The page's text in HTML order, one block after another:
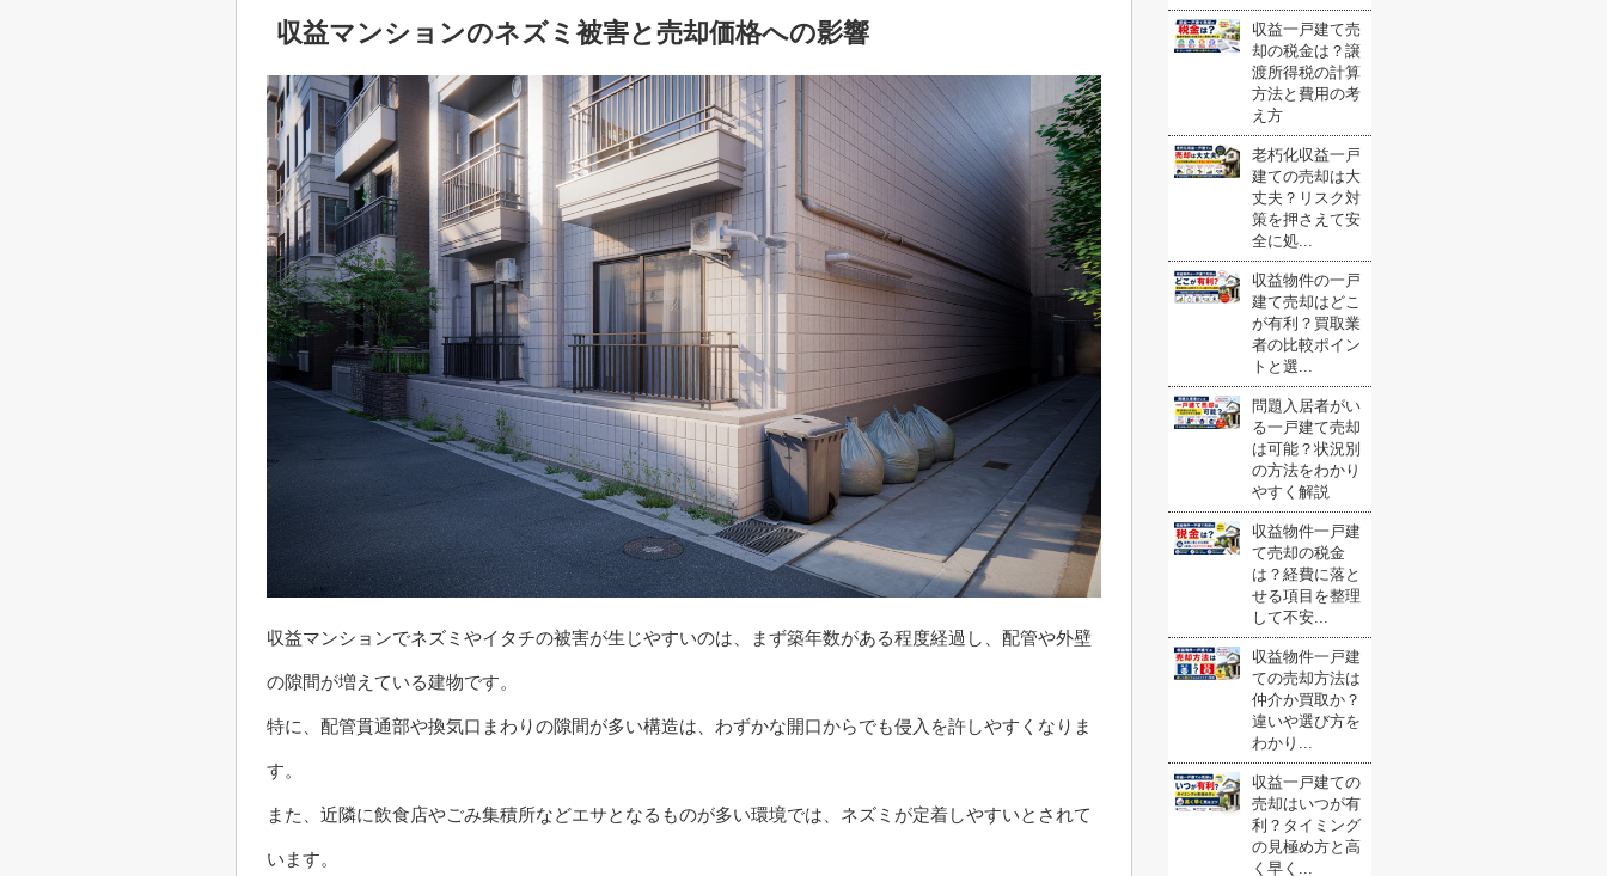
収益マンションのネズミ被害と売却価格への影響
収益マンションでネズミやイタチの被害が生じやすいのは、まず築年数がある程度経過し、配管や外壁
の隙間が増えている建物です。
特に、配管貫通部や換気口まわりの隙間が多い構造は、わずかな開口からでも侵入を許しやすくなりま
す。
また、近隣に飲食店やごみ集積所などエサとなるものが多い環境では、ネズミが定着しやすいとされて
います。
収益一戸建て売
却の税金は？譲
渡所得税の計算
方法と費用の考
え方
老朽化収益一戸
建ての売却は大
丈夫？リスク対
策を押さえて安
全に処...
収益物件の一戸
建て売却はどこ
が有利？買取業
者の比較ポイン
トと選...
問題入居者がい
る一戸建て売却
は可能？状況別
の方法をわかり
やすく解説
収益物件一戸建
て売却の税金
は？経費に落と
せる項目を整理
して不安...
収益物件一戸建
ての売却方法は
仲介か買取か？
違いや選び方を
わかり...
収益一戸建ての
売却はいつが有
利？タイミング
の見極め方と高
く早く...